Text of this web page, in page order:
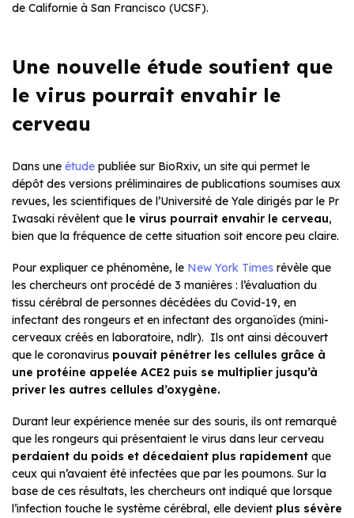
de Californie à San Francisco (UCSF).
Une nouvelle étude soutient que
le virus pourrait envahir le
cerveau
Dans une étude publiée sur BioRxiv, un site qui permet le
dépôt des versions préliminaires de publications soumises aux
revues, les scientifiques de l’Université de Yale dirigés par le Pr
Iwasaki révèlent que le virus pourrait envahir le cerveau,
bien que la fréquence de cette situation soit encore peu claire.
Pour expliquer ce phénomène, le New York Times révèle que
les chercheurs ont procédé de 3 manières : l’évaluation du
tissu cérébral de personnes décédées du Covid-19, en
infectant des rongeurs et en infectant des organoïdes (mini-
cerveaux créés en laboratoire, ndlr). Ils ont ainsi découvert
que le coronavirus pouvait pénétrer les cellules grâce à
une protéine appelée ACE2 puis se multiplier jusqu’à
priver les autres cellules d’oxygène.
Durant leur expérience menée sur des souris, ils ont remarqué
que les rongeurs qui présentaient le virus dans leur cerveau
perdaient du poids et décedaient plus rapidement que
ceux qui n’avaient été infectées que par les poumons. Sur la
base de ces résultats, les chercheurs ont indiqué que lorsque
l’infection touche le système cérébral, elle devient plus sévère